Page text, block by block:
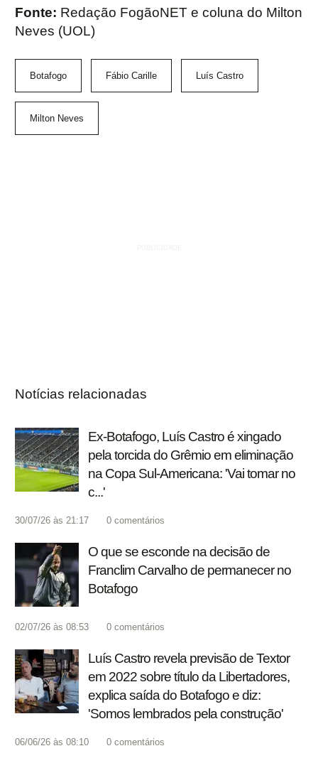
Fonte: Redação FogãoNET e coluna do Milton
Neves (UOL)
Botafogo Fábio Carille Luís Castro
Milton Neves
Notícias relacionadas
Ex-Botafogo, Luís Castro é xingado
pela torcida do Grêmio em eliminação
na Copa Sul-Americana: 'Vai tomar no
c...'
30/07/26 às 21:17 0 comentários
O que se esconde na decisão de
Franclim Carvalho de permanecer no
Botafogo
02/07/26 às 08:53 0 comentários
Luís Castro revela previsão de Textor
em 2022 sobre título da Libertadores,
explica saída do Botafogo e diz:
'Somos lembrados pela construção'
06/06/26 às 08:10 0 comentários